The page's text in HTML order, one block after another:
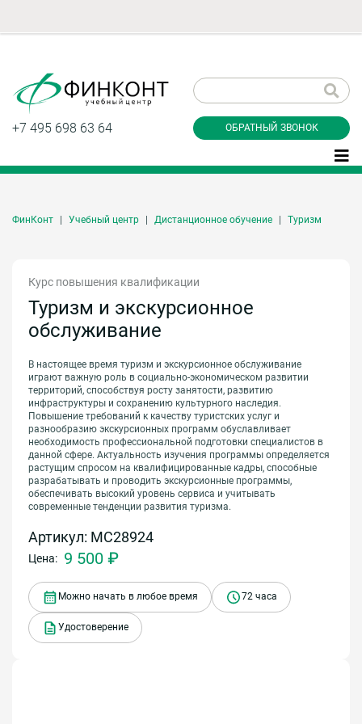
+7 495 698 63 64 ОБРАТНЫЙ ЗВОНОК
ФинКонт Учебный центр Дистанционное обучение Туризм
Курс повышения квалификации
Туризм и экскурсионное
обслуживание
В настоящее время туризм и экскурсионное обслуживание
играют важную роль в социально-экономическом развитии
территорий, способствуя росту занятости, развитию
инфраструктуры и сохранению культурного наследия.
Повышение требований к качеству туристских услуг и
разнообразию экскурсионных программ обуславливает
необходимость профессиональной подготовки специалистов в
данной сфере. Актуальность изучения программы определяется
растущим спросом на квалифицированные кадры, способные
разрабатывать и проводить экскурсионные программы,
обеспечивать высокий уровень сервиса и учитывать
современные тенденции развития туризма.
Артикул: МС28924
Цена: 9 500 ₽
Можно начать в любое время 72 часа
Удостоверение
звонок
Даю согласие на обработку персональных
Заказать